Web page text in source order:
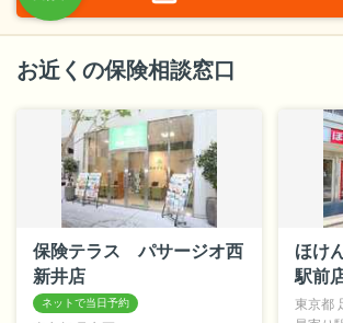
お近くの保険相談窓口
保険テラス パサージオ西
新井店
ほけ
駅前
東京都